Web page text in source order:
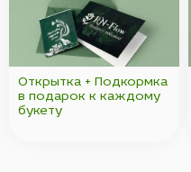
Открытка + Подкормка
в подарок к каждому
букету